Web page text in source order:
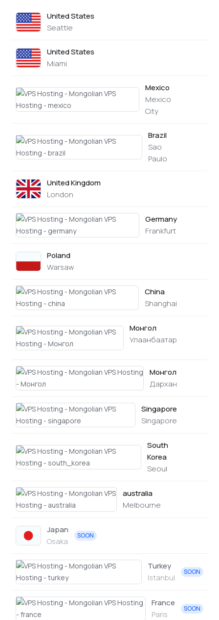
United States
Seattle
United States
Miami
Mexico
Mexico
City
Brazil
Sao
Paulo
United Kingdom
London
Germany
Frankfurt
Poland
Warsaw
China
Shanghai
Монгол
Улаанбаатар
Монгол
Дархан
Singapore
Singapore
South
Korea
Seoul
australia
Melbourne
Japan
Osaka
SOON
Turkey
Istanbul
SOON
France
Paris
SOON